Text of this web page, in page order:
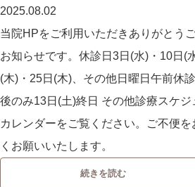
2025.08.02
当院HPをご利用いただきありがとう
お知らせです。休診日3日(水)・10日(
(木)・25日(木)、その他日曜日午前休
後のみ13日(土)終日 その他診療スケジ
カレンダーをご覧ください。ご不便
くお願いいたします。
続きを読む